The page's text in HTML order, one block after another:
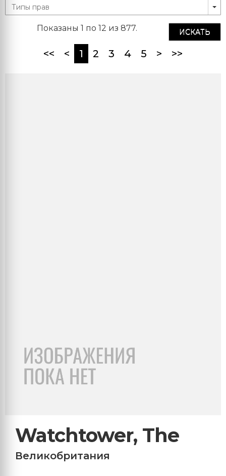
ИСКАТЬ
Показаны 1 по 12 из 877.
<< < 1 (current)
2 3 4 5 > >>
Watchtower, The
Великобритания